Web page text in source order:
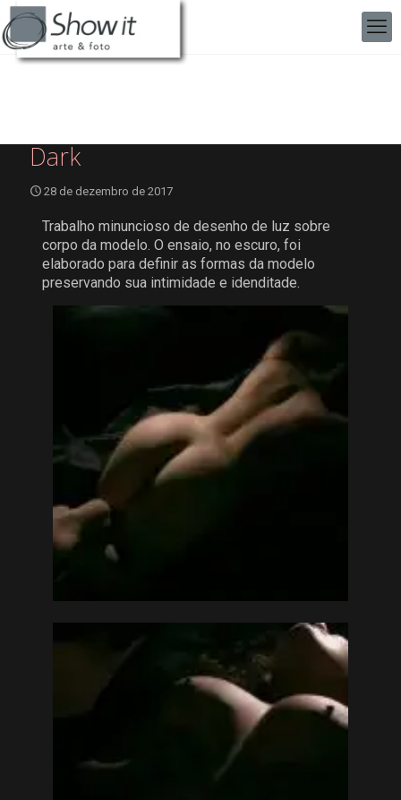
Dark
28 de dezembro de 2017
Trabalho minuncioso de desenho de luz sobre
corpo da modelo. O ensaio, no escuro, foi
elaborado para definir as formas da modelo
preservando sua intimidade e idenditade.